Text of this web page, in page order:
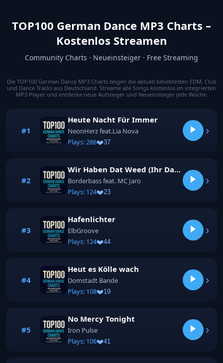
TOP100 German Dance MP3 Charts –
Kostenlos Streamen
Community Charts · Neueinsteiger · Free Streaming
Die TOP100 German Dance MP3 Charts zeigen die aktuell beliebtesten EDM, Club
und Dance Tracks aus Deutschland. Streame alle Songs kostenlos im integrierten
MP3 Player und entdecke neue Aufsteiger und Neueinsteiger jede Woche.
#1
Heute Nacht Für Immer
NeonHerz feat.Lia Nova
Plays: 286
37
›
#2
Wir Haben Dat Weed (Ihr Dat Bier)
Borderbass feat. MC Jaro
Plays: 124
23
›
#3
Hafenlichter
ElbGroove
Plays: 124
44
›
#4
Heut es Kölle wach
Domstadt Bande
Plays: 108
19
›
#5
No Mercy Tonight
Iron Pulse
Plays: 106
41
›